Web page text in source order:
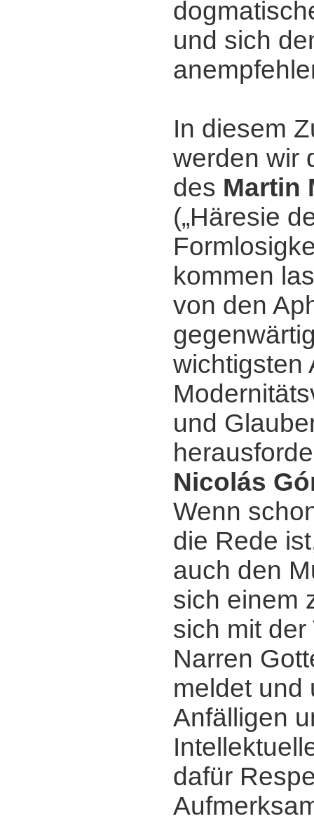
und sich
In diesem
werden wir
des Martin
(„Häresie
kommen
von den
wichtigsten
und
Nicolás
Wenn
die Rede
auch den
sich einem
sich mit der
Narren
meldet und
Anfälligen
dafür